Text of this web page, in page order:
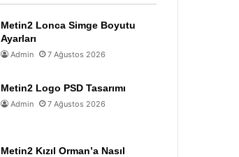
Metin2 Lonca Simge Boyutu
Ayarları
Admin 7 Ağustos 2026
Metin2 Logo PSD Tasarımı
Admin 7 Ağustos 2026
Metin2 Kızıl Orman’a Nasıl